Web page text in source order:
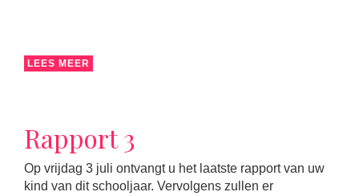
LEES MEER
Rapport 3
Op vrijdag 3 juli ontvangt u het laatste rapport van uw
kind van dit schooljaar. Vervolgens zullen er